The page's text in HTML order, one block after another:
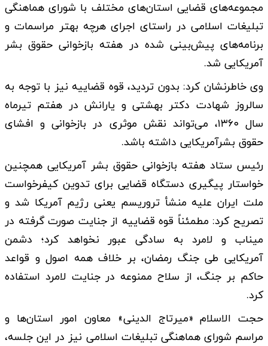
مجموعه‌های قضایی استان‌های مختلف با شورای هماهنگی
تبلیغات اسلامی در راستای اجرای هرچه بهتر مراسمات و
برنامه‌های پیش‌بینی شده در هفته بازخوانی حقوق بشر
آمریکایی شد.
وی خاطرنشان کرد: بدون تردید، قوه قضاییه نیز با توجه به
سالروز شهادت دکتر بهشتی و یارانش در هفتم تیرماه
سال ۱۳۶۰، می‌تواند نقش موثری در بازخوانی و افشای
حقوق بشرآمریکایی داشته باشد.
رئیس ستاد هفته بازخوانی حقوق بشر آمریکایی همچنین
خواستار پیگیری دستگاه قضایی برای تدوین کیفرخواست
ملت ایران علیه منشأ تروریسم یعنی رژیم آمریکا شد و
تصریح کرد: مطمئناً قوه قضاییه از جنایت صورت گرفته در
میناب و لامرد به سادگی عبور نخواهد کرد؛ دشمن
آمریکایی طی جنگ رمضان، بر خلاف همه اصول و قواعد
حاکم بر جنگ، از سلاح ممنوعه در جنایت لامرد استفاده
کرد.
حجت الاسلام «میرتاج الدینی» معاون امور استان‌ها و
مراسم شورای هماهنگی تبلیغات اسلامی نیز در این جلسه،